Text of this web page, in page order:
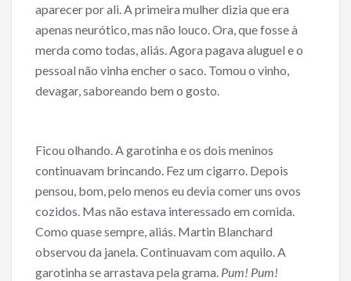
aparecer por ali. A primeira mulher dizia que era
apenas neurótico, mas não louco. Ora, que fosse à
merda como todas, aliás. Agora pagava aluguel e o
pessoal não vinha encher o saco. Tomou o vinho,
devagar, saboreando bem o gosto.
Ficou olhando. A garotinha e os dois meninos
continuavam brincando. Fez um cigarro. Depois
pensou, bom, pelo menos eu devia comer uns ovos
cozidos. Mas não estava interessado em comida.
Como quase sempre, aliás. Martin Blanchard
observou da janela. Continuavam com aquilo. A
garotinha se arrastava pela grama. Pum! Pum!